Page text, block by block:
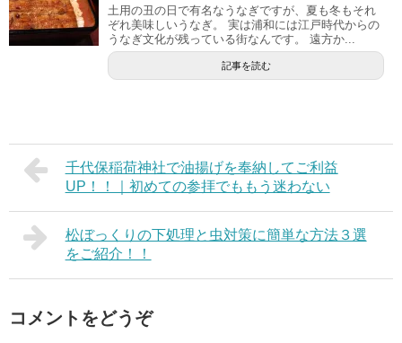
土用の丑の日で有名なうなぎですが、夏も冬もそれ
ぞれ美味しいうなぎ。 実は浦和には江戸時代からの
うなぎ文化が残っている街なんです。 遠方か...
記事を読む
千代保稲荷神社で油揚げを奉納してご利益
UP！！｜初めての参拝でももう迷わない
松ぼっくりの下処理と虫対策に簡単な方法３選
をご紹介！！
コメントをどうぞ